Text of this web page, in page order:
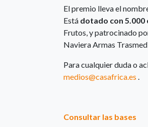
El premio lleva el
Está dotado con 5.000
Frutos, y patrocinado
Naviera Armas
Para cualquier duda o
medios@casafrica.es
Consultar las bases